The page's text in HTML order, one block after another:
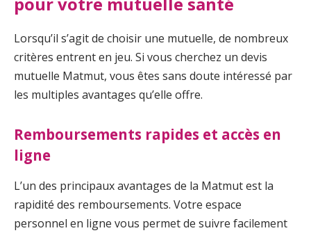
Lorsqu’il s’agit de choisir une mutuelle, de nombreux
critères entrent en jeu. Si vous cherchez un devis
mutuelle Matmut, vous êtes sans doute intéressé par
les multiples avantages qu’elle offre.
Remboursements rapides et accès en
ligne
L’un des principaux avantages de la Matmut est la
rapidité des remboursements. Votre espace
personnel en ligne vous permet de suivre facilement